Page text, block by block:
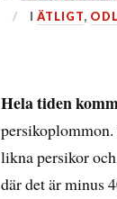
18
I ÄTLIGT,
Hela tiden
likna persikor
där det är minus